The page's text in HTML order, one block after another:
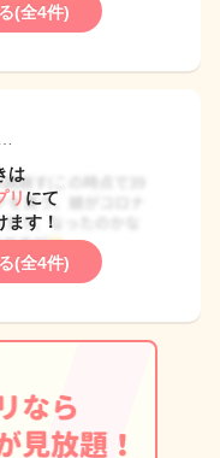
(全4件)
は
リ にて
ます！
(全4件)